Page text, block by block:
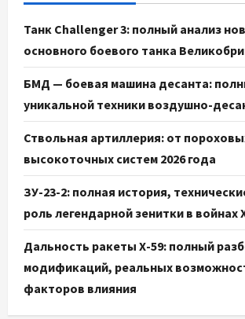
Танк Challenger 3: полный анализ
основного боевого танка
БМД — боевая машина десанта:
уникальной техники воздушно-
Ствольная артиллерия: от
высокоточных систем 2026 года
ЗУ-23-2: полная история,
роль легендарной зенитки в войнах
Дальность ракеты Х-59: полный
модификаций, реальных
факторов влияния